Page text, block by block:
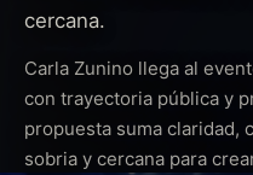
cercana.
Carla Zunino llega al
con trayectoria pública y
propuesta suma claridad,
sobria y cercana para